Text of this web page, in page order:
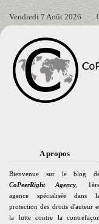
Vendredi 7 Août 2026
A propos
Bienvenue sur le blog
CoPeerRight Agency ,
agence spécialisée dans
protection des droits d'auteur
la lutte contre la contrefaçon